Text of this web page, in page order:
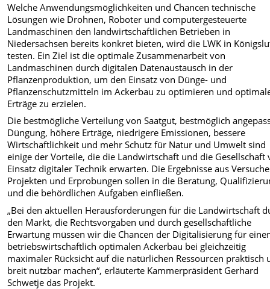
Welche Anwendungsmöglichkeiten und Chancen technische
Lösungen wie Drohnen, Roboter und computergesteuerte
Landmaschinen den landwirtschaftlichen Betrieben in
Niedersachsen bereits konkret bieten, wird die LWK in
testen. Ein Ziel ist die optimale Zusammenarbeit von
Landmaschinen durch digitalen Datenaustausch in der
Pflanzenproduktion, um den Einsatz von Dünge- und
Pflanzenschutzmitteln im Ackerbau zu optimieren und
Erträge zu erzielen.
Die bestmögliche Verteilung von Saatgut, bestmöglich
Düngung, höhere Erträge, niedrigere Emissionen, bessere
Wirtschaftlichkeit und mehr Schutz für Natur und Umwelt sind
einige der Vorteile, die die Landwirtschaft und die Gesellschaft
Einsatz digitaler Technik erwarten. Die Ergebnisse aus
Projekten und Erprobungen sollen in die Beratung,
und die behördlichen Aufgaben einfließen.
„Bei den aktuellen Herausforderungen für die Landwirtschaft
den Markt, die Rechtsvorgaben und durch gesellschaftliche
Erwartung müssen wir die Chancen der Digitalisierung für
betriebswirtschaftlich optimalen Ackerbau bei gleichzeitig
maximaler Rücksicht auf die natürlichen Ressourcen praktisch
breit nutzbar machen“, erläuterte Kammerpräsident Gerhard
Schwetje das Projekt.